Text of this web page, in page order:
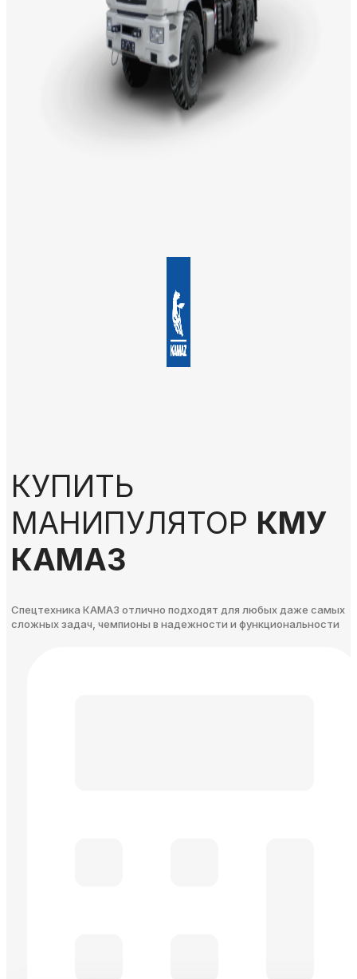
КУПИТЬ
МАНИПУЛЯТОР КМУ
КАМАЗ
Спецтехника КАМАЗ отлично подходят для любых даже самых
сложных задач, чемпионы в надежности и функциональности​